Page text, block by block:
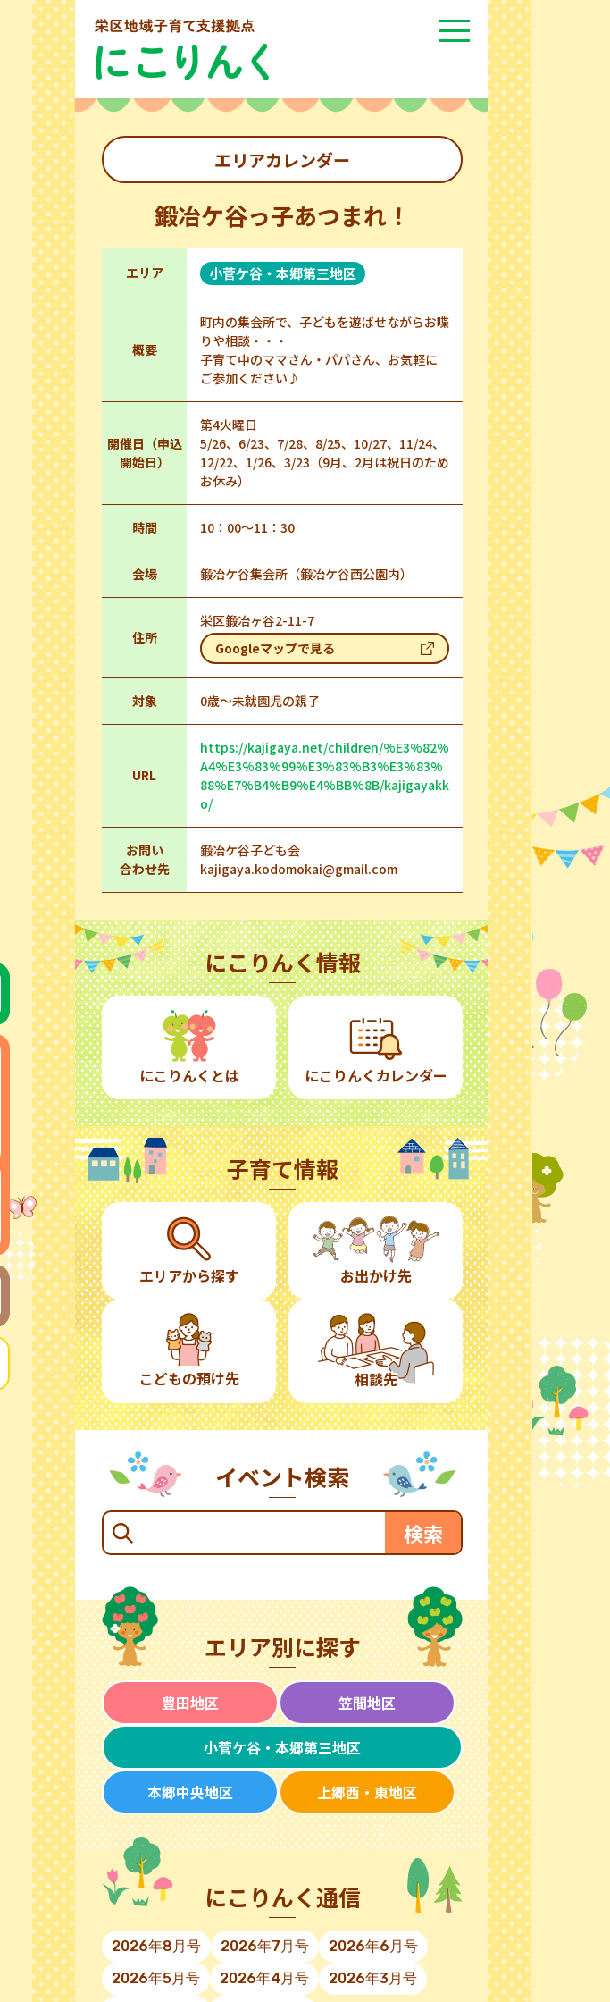
エリアカレンダー
鍛冶ケ谷っ子あつまれ！
エリア 小菅ケ谷・本郷第三地区
概要
町内の集会所で、子どもを遊ばせながらお喋
りや相談・・・
子育て中のママさん・パパさん、お気軽に
ご参加ください♪
開催日（申込
開始日）
第4火曜日
5/26、6/23、7/28、8/25、10/27、11/24、
12/22、1/26、3/23（9月、2月は祝日のため
お休み）
時間 10：00～11：30
会場 鍛冶ケ谷集会所（鍛冶ケ谷西公園内）
住所
栄区鍛冶ヶ谷2-11-7
Googleマップで見る
対象 0歳～未就園児の親子
URL
https://kajigaya.net/children/%E3%82%
A4%E3%83%99%E3%83%B3%E3%83%
88%E7%B4%B9%E4%BB%8B/kajigayakk
o/
お問い
合わせ先
鍛冶ケ谷子ども会
kajigaya.kodomokai@gmail.com
にこりんく情報
にこりんくとは にこりんくカレンダー
子育て情報
エリアから探す お出かけ先
こどもの預け先 相談先
イベント検索
エリア別に探す
豊田地区 笠間地区
小菅ケ谷・本郷第三地区
本郷中央地区 上郷西・東地区
にこりんく通信
2026年8月号 2026年7月号
2026年6月号
2026年5月号
2026年4月号 2026年3月号